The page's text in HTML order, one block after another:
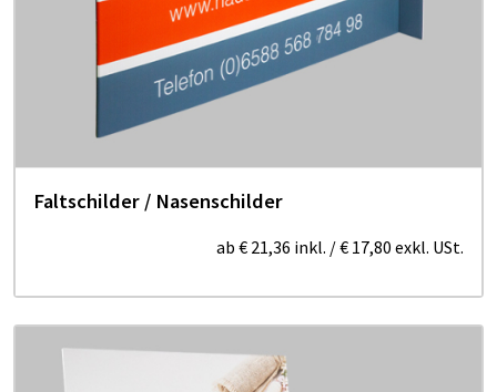
Faltschilder / Nasenschilder
ab € 21,36 inkl. /€ 17,80 exkl. USt.